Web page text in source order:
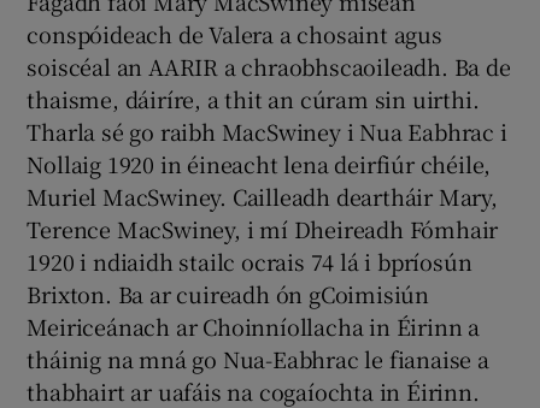
conspóideach de Valera a chosaint agus
soiscéal an AARIR a chraobhscaoileadh. Ba de
thaisme, dáiríre, a thit an cúram sin uirthi.
Tharla sé go raibh MacSwiney i Nua Eabhrac i
Nollaig 1920 in éineacht lena deirfiúr chéile,
Muriel MacSwiney. Cailleadh deartháir Mary,
Terence MacSwiney, i mí Dheireadh Fómhair
1920 i ndiaidh stailc ocrais 74 lá i bpríosún
Brixton. Ba ar cuireadh ón gCoimisiún
Meiriceánach ar Choinníollacha in Éirinn a
tháinig na mná go Nua-Eabhrac le fianaise a
thabhairt ar uafáis na cogaíochta in Éirinn.